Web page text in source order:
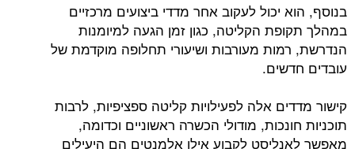
בנוסף, הוא יכול לעקוב אחר מדדי ביצועים מרכזיים
במהלך תקופת הקליטה, כגון זמן הגעה למיומנות
הנדרשת, רמות מעורבות ושיעורי תחלופה מוקדמת של
עובדים חדשים.
קישור מדדים אלה לפעילויות קליטה ספציפיות, לרבות
תוכניות חונכות, מודולי הכשרה ראשוניים וכדומה,
מאפשר לאנליסט לקבוע אילו אלמנטים הם היעילים